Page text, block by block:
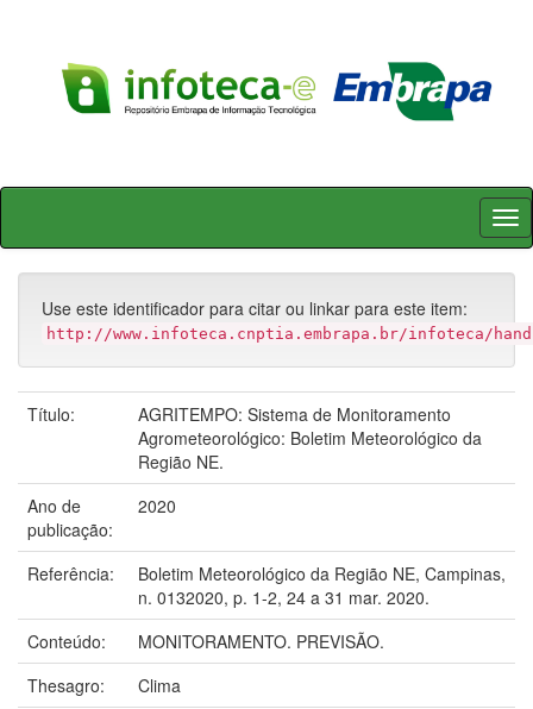
Skip
Use este identificador para citar ou linkar para este item:
http://www.infoteca.cnptia.embrapa.br/infoteca/
Título:
AGRITEMPO: Sistema de Monitoramento
Agrometeorológico: Boletim Meteorológico da
Região NE.
Ano de
publicação:
2020
Referência:
Boletim Meteorológico da Região NE, Campinas,
n. 0132020, p. 1-2, 24 a 31 mar. 2020.
Conteúdo:
MONITORAMENTO. PREVISÃO.
Thesagro:
Clima